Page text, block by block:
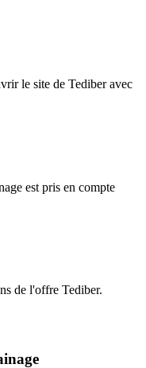
le site de Tediber avec
est pris en compte
de l'offre Tediber.